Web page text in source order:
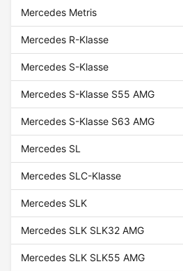
Mercedes Metris
Mercedes R-Klasse
Mercedes S-Klasse
Mercedes S-Klasse S55 AMG
Mercedes S-Klasse S63 AMG
Mercedes SL
Mercedes SLC-Klasse
Mercedes SLK
Mercedes SLK SLK32 AMG
Mercedes SLK SLK55 AMG